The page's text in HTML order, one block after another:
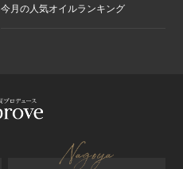
今月の人気オイルランキング